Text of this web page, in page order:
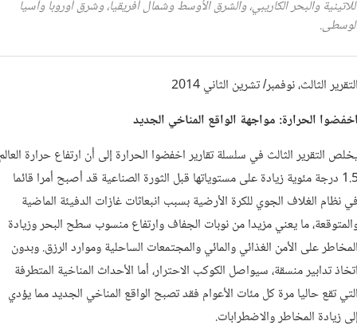
والبحر الكاريبي، والشرق الأوسط وشمال أفريقيا، وشرق أوروبا وآسيا
الثالث، نوفمبر/ تشرين الثاني 2014
الحرارة: مواجهة الواقع المناخي الجديد
التقرير الثالث في سلسلة تقارير اخفضوا الحرارة إلى أن ارتفاع حرارة
1.5 درجة مئوية زيادة على مستوياتها قبل الثورة الصناعية قد أصبح أمرا قائما
نظام الغلاف الجوي للكرة الأرضية بسبب انبعاثات غازات الدفيئة الماضية
ما يعني مزيدا من نوبات الجفاف وارتفاع منسوب سطح البحر وزيادة
على الأمن الغذائي والمائي والمجتمعات الساحلية وموارد الرزق. وبدون
تدابير منسقة، سيواصل الكوكب الاحترار، أما الأحداث المناخية المتطرفة
تقع حاليا مرة كل مئات الأعوام فقد تصبح الواقع المناخي الجديد مما يؤدي
زيادة المخاطر والاضطرابات.